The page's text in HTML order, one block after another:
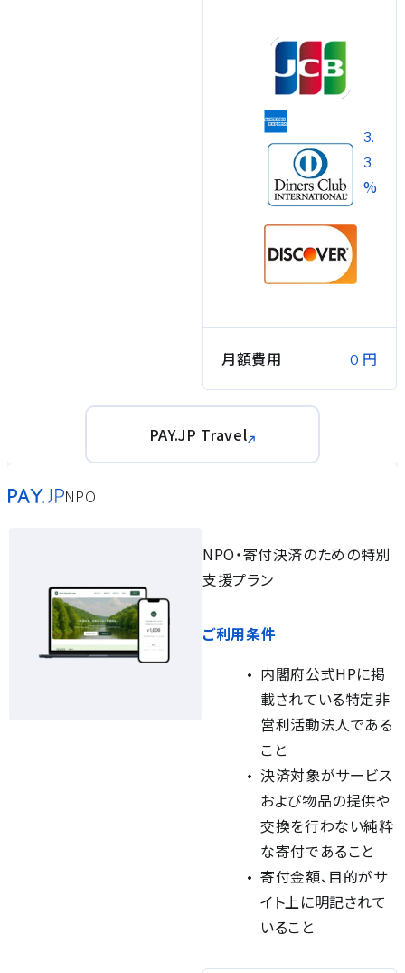
3.
3
%
月額費用 0 円
PAY.JP Travel
NPO
NPO・寄付決済のための特別
支援プラン
ご利用条件
内閣府公式HPに掲
載されている特定非
営利活動法人である
こと
決済対象がサービス
および物品の提供や
交換を行わない純粋
な寄付であること
寄付金額、目的がサ
イト上に明記されて
いること